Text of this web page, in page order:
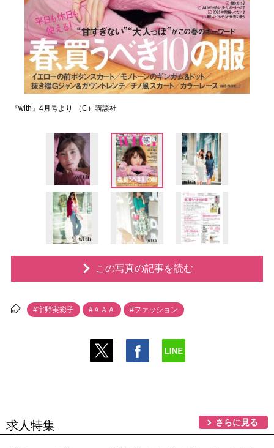
『with』4月号より （C）講談社
この写真の記事を読む
#宇野実彩子 #ＡＡＡ #ファッション
求人特集 さらに見る